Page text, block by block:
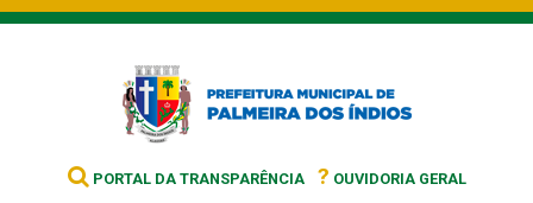
PORTAL DA TRANSPARÊNCIA ? OUVIDORIA GERAL